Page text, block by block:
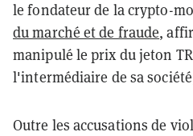
le fondateur de la crypto-
du marché et de fraude,
manipulé le prix du jeton
l'intermédiaire de sa
Outre les accusations de